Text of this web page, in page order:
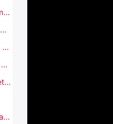
Impostare l'email del team di vendita
Tutorial approfondito sul CRM
Da lead a fattura in pochi click
Campagne Marketing via email
Errori in invio email marketing
Minimizzare una fase nella kanban nel CRM